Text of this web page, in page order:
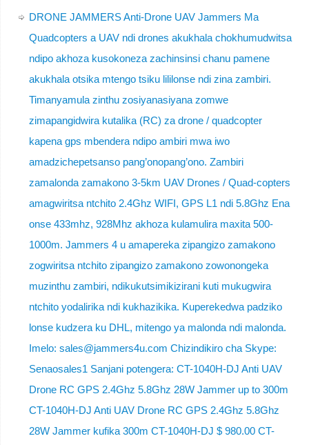
DRONE JAMMERS Anti-Drone UAV Jammers Ma
Quadcopters a UAV ndi drones akukhala chokhumudwitsa
ndipo akhoza kusokoneza zachinsinsi chanu pamene
akukhala otsika mtengo tsiku lililonse ndi zina zambiri.
Timanyamula zinthu zosiyanasiyana zomwe
zimapangidwira kutalika (RC) za drone / quadcopter
kapena gps mbendera ndipo ambiri mwa iwo
amadzichepetsanso pang’onopang’ono. Zambiri
zamalonda zamakono 3-5km UAV Drones / Quad-copters
amagwiritsa ntchito 2.4Ghz WIFI, GPS L1 ndi 5.8Ghz Ena
onse 433mhz, 928Mhz akhoza kulamulira maxita 500-
1000m. Jammers 4 u amapereka zipangizo zamakono
zogwiritsa ntchito zipangizo zamakono zowonongeka
muzinthu zambiri, ndikukutsimikizirani kuti mukugwira
ntchito yodalirika ndi kukhazikika. Kuperekedwa padziko
lonse kudzera ku DHL, mitengo ya malonda ndi malonda.
Imelo: sales@jammers4u.com Chizindikiro cha Skype:
Senaosales1 Sanjani potengera: CT-1040H-DJ Anti UAV
Drone RC GPS 2.4Ghz 5.8Ghz 28W Jammer up to 300m
CT-1040H-DJ Anti UAV Drone RC GPS 2.4Ghz 5.8Ghz
28W Jammer kufika 300m CT-1040H-DJ $ 980.00 CT-